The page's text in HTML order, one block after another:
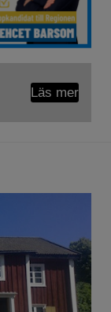
Läs mer